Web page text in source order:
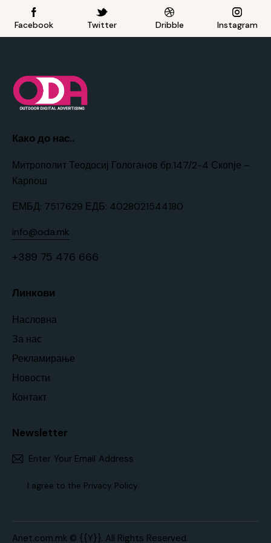
Facebook Twitter Dribble Instagram
Како до нас..
Митрополит Теодосиј Гологанов бр.147/2-4 Скопје –
Карпош
ЕМБД: 7517629 ЕДБ: 4028021544180
info@oda.mk
+389 75 476 666
Линкови
Насловна
За нас
Рекламирање
Новости
Контакт
Newsletter
I agree to the Privacy Policy.
Anet.com.mk © {{Y}}. All Rights Reserved.